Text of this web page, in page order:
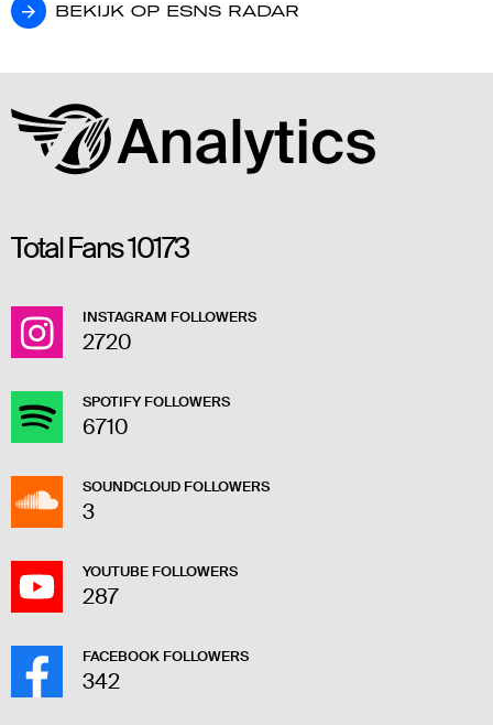
BEKIJK OP ESNS RADAR
BEKIJK OP ESNS RADAR
Total Fans10173
INSTAGRAM FOLLOWERS
2720
SPOTIFY FOLLOWERS
6710
SOUNDCLOUD FOLLOWERS
3
YOUTUBE FOLLOWERS
287
FACEBOOK FOLLOWERS
342